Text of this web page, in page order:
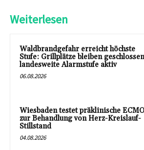
Weiterlesen
Waldbrandgefahr erreicht höchste
Stufe: Grillplätze bleiben
landesweite Alarmstufe aktiv
06.08.2026
Wiesbaden testet präklinische ECMO
zur Behandlung von Herz-Kreislauf-
Stillstand
04.08.2026